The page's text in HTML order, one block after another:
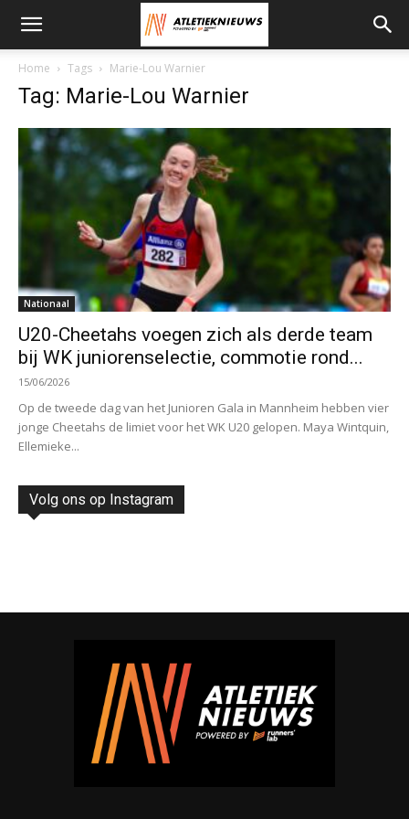
Home Tags Marie-Lou Warnier
Tag: Marie-Lou Warnier
Nationaal
U20-Cheetahs voegen zich als derde team
bij WK juniorenselectie, commotie rond...
15/06/2026
Op de tweede dag van het Junioren Gala in Mannheim hebben vier
jonge Cheetahs de limiet voor het WK U20 gelopen. Maya Wintquin,
Ellemieke...
Volg ons op Instagram